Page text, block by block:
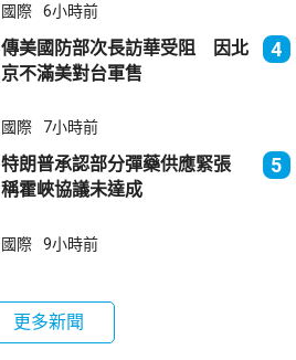
國際 6小時前
傳美國防部次長訪華受阻 因北
京不滿美對台軍售
4
國際 7小時前
特朗普承認部分彈藥供應緊張
稱霍峽協議未達成
5
國際 9小時前
更多新聞